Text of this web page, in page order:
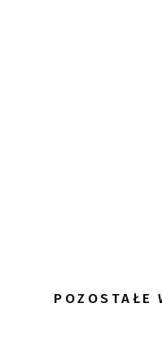
POZOSTAŁE